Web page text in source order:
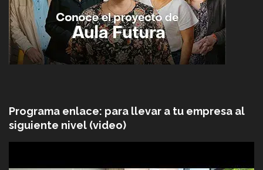
Programa enlace: para llevar a tu empresa al
siguiente nivel (video)